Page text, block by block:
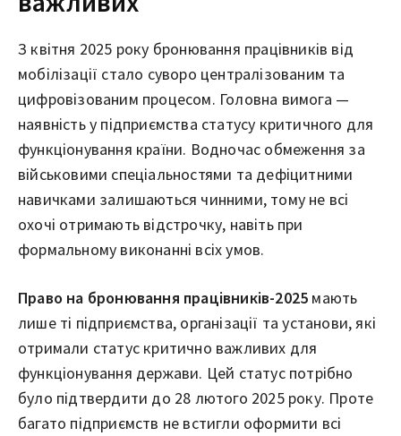
З квітня 2025 року бронювання працівників від
мобілізації стало суворо централізованим та
цифровізованим процесом. Головна вимога —
наявність у підприємства статусу критичного для
функціонування країни. Водночас обмеження за
військовими спеціальностями та дефіцитними
навичками залишаються чинними, тому не всі
охочі отримають відстрочку, навіть при
формальному виконанні всіх умов.
Право на бронювання працівників-2025 мають
лише ті підприємства, організації та установи, які
отримали статус критично важливих для
функціонування держави. Цей статус потрібно
було підтвердити до 28 лютого 2025 року. Проте
багато підприємств не встигли оформити всі